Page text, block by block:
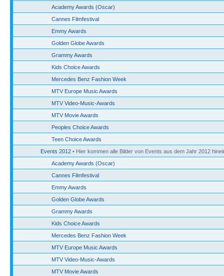
Academy Awards (Oscar)
Cannes Filmfestival
Emmy Awards
Golden Globe Awards
Grammy Awards
Kids Choice Awards
Mercedes Benz Fashion Week
MTV Europe Music Awards
MTV Video-Music-Awards
MTV Movie Awards
Peoples Choice Awards
Teen Choice Awards
Events 2012 • Hier kommen alle Bilder von Events aus dem Jahr 2012
Academy Awards (Oscar)
Cannes Filmfestival
Emmy Awards
Golden Globe Awards
Grammy Awards
Kids Choice Awards
Mercedes Benz Fashion Week
MTV Europe Music Awards
MTV Video-Music-Awards
MTV Movie Awards